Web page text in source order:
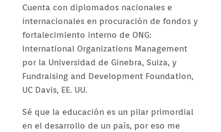
Cuenta con diplomados nacionales e
internacionales en procuración de fondos y
fortalecimiento interno de ONG:
International Organizations Management
por la Universidad de Ginebra, Suiza, y
Fundraising and Development Foundation,
UC Davis, EE. UU.
Sé que la educación es un pilar primordial
en el desarrollo de un país, por eso me